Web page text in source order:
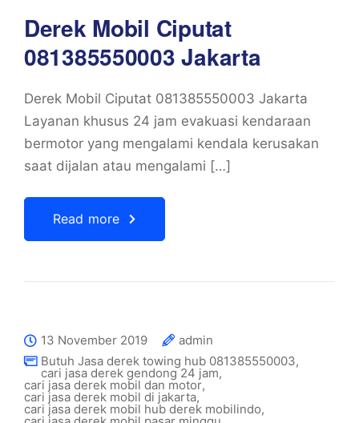
Derek Mobil Ciputat
081385550003 Jakarta
Derek Mobil Ciputat 081385550003 Jakarta
Layanan khusus 24 jam evakuasi kendaraan
bermotor yang mengalami kendala kerusakan
saat dijalan atau mengalami […]
Read more
13 November 2019
admin
Butuh Jasa derek towing hub 081385550003,
cari jasa derek gendong 24 jam,
cari jasa derek mobil dan motor,
cari jasa derek mobil di jakarta,
cari jasa derek mobil hub derek mobilindo,